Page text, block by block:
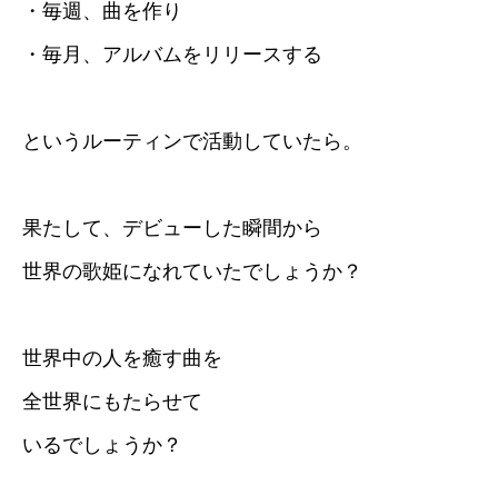
・毎週、曲を作り
・毎月、アルバムをリリースする
というルーティンで活動していたら。
果たして、デビューした瞬間から
世界の歌姫になれていたでしょうか？
世界中の人を癒す曲を
全世界にもたらせて
いるでしょうか？